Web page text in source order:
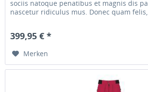
sociis natoque penatibus et magnis dis
nascetur ridiculus mus. Donec quam
399,95 € *
Merken